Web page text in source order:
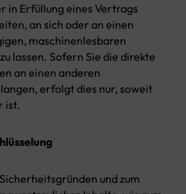
in Erfüllung eines Vertrags
an sich oder an einen
maschinenlesbaren
lassen. Sofern Sie die direkte
an einen anderen
erfolgt dies nur, soweit
ist.
und zum